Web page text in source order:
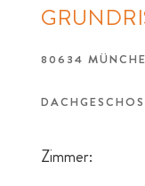
80634
Zimmer: